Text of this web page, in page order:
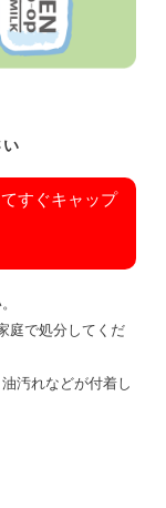
い
すぐキャップ
庭で処分してくだ
汚れなどが付着し